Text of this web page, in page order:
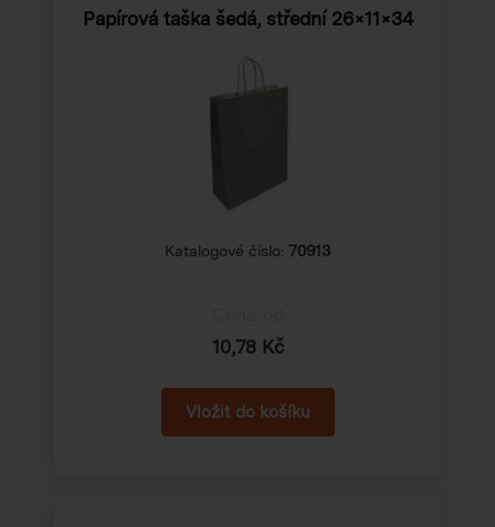
Papírová taška šedá, střední 26×11×34
Katalogové číslo: 70913
10,78 Kč